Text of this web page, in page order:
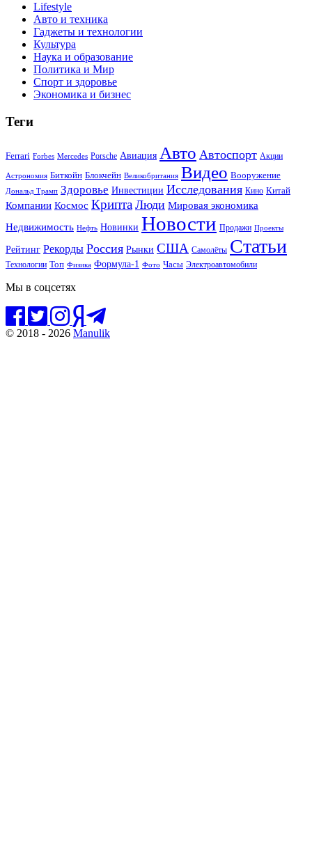
Lifestyle
Авто и техника
Гаджеты и технологии
Культура
Наука и образование
Политика и Мир
Спорт и здоровье
Экономика и бизнес
Теги
Ferrari Forbes Mercedes Porsche Авиация Авто Автоспорт Акции
Астрономия Биткойн Блокчейн Великобритания Видео Вооружение
Дональд Трамп Здоровье Инвестиции Исследования Кино Китай
Компании Космос Крипта Люди Мировая экономика
Недвижимость Нефть Новинки Новости Продажи Проекты
Рейтинг Рекорды Россия Рынки США Самолёты Статьи
Технологии Топ Физика Формула-1 Фото Часы Электроавтомобили
Мы в соцсетях
© 2018 - 2026 Manulik